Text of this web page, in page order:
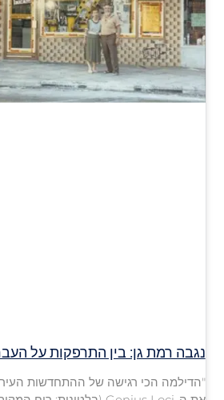
נגבה רמת גן: בין התרפקות על
"הדילמה הכי רגישה של ההתחדשות